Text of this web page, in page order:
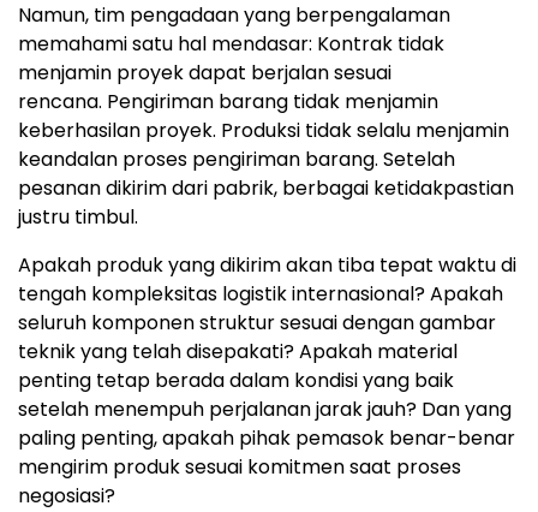
Namun, tim pengadaan yang berpengalaman
memahami satu hal mendasar: Kontrak tidak
menjamin proyek dapat berjalan sesuai
rencana. Pengiriman barang tidak menjamin
keberhasilan proyek. Produksi tidak selalu menjamin
keandalan proses pengiriman barang. Setelah
pesanan dikirim dari pabrik, berbagai ketidakpastian
justru timbul.
Apakah produk yang dikirim akan tiba tepat waktu di
tengah kompleksitas logistik internasional?Apakah
seluruh komponen struktur sesuai dengan gambar
teknik yang telah disepakati?Apakah material
penting tetap berada dalam kondisi yang baik
setelah menempuh perjalanan jarak jauh? Danyang
paling penting, apakah pihak pemasok benar-benar
mengirim produk sesuai komitmen saat proses
negosiasi?